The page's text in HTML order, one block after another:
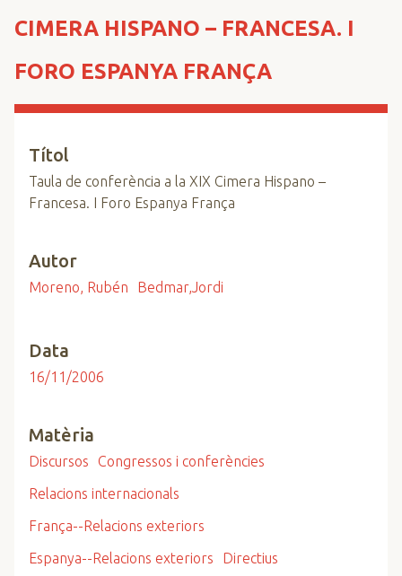
CIMERA HISPANO – FRANCESA. I
FORO ESPANYA FRANÇA
Títol
Taula de conferència a la XIX Cimera Hispano –
Francesa. I Foro Espanya França
Autor
Moreno, Rubén Bedmar,Jordi
Data
16/11/2006
Matèria
Discursos
Congressos i conferències
Relacions internacionals
França--Relacions exteriors
Espanya--Relacions exteriors
Directius